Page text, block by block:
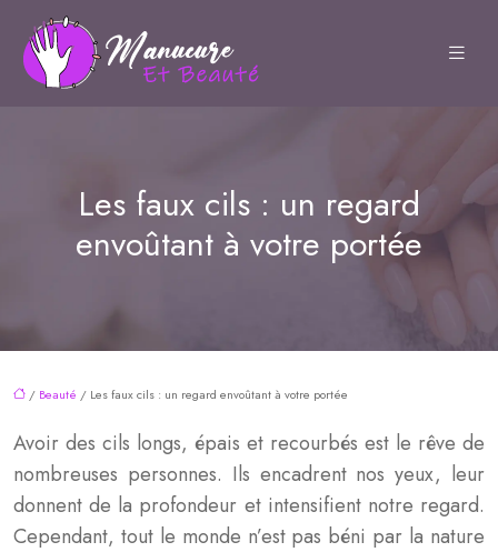
Les faux cils : un regard
envoûtant à votre portée
/ Beauté / Les faux cils : un regard envoûtant à votre portée
Avoir des cils longs, épais et recourbés est le rêve de
nombreuses personnes. Ils encadrent nos yeux, leur
donnent de la profondeur et intensifient notre regard.
Cependant, tout le monde n’est pas béni par la nature